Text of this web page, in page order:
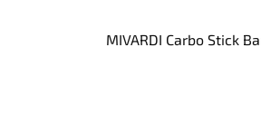
MIVARDI Carbo Stick